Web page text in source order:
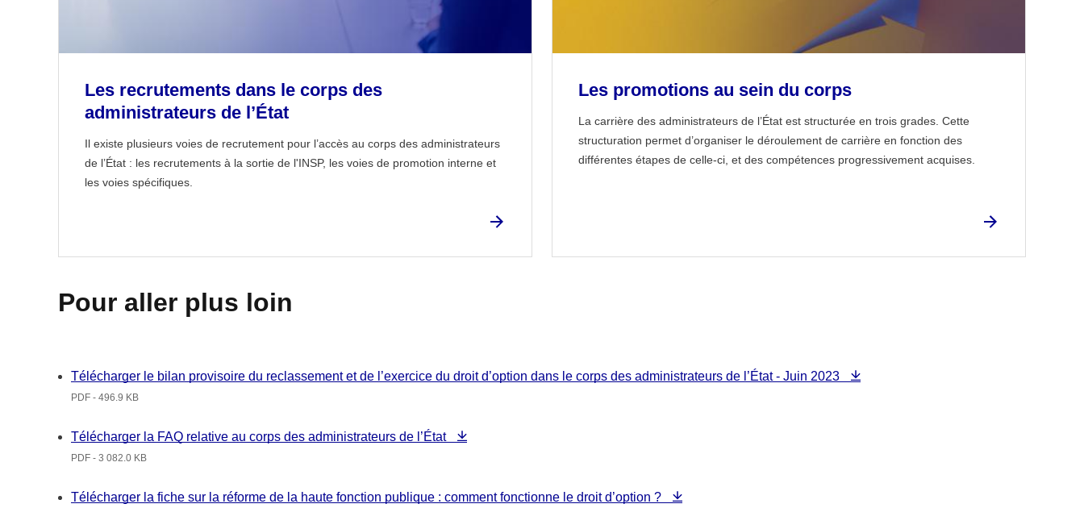
Les recrutements dans le corps des
administrateurs de l’État
Il existe plusieurs voies de recrutement pour l’accès au corps des administrateurs
de l’État : les recrutements à la sortie de l'INSP, les voies de promotion interne et
les voies spécifiques.
Les promotions au sein du corps
La carrière des administrateurs de l’État est structurée en trois grades. Cette
structuration permet d’organiser le déroulement de carrière en fonction des
différentes étapes de celle-ci, et des compétences progressivement acquises.
Pour aller plus loin
Télécharger le bilan provisoire du reclassement et de l’exercice du droit d’option dans le corps des administrateurs de l’État - Juin 2023
PDF - 496.9 KB
Télécharger la FAQ relative au corps des administrateurs de l’État
PDF - 3 082.0 KB
Télécharger la fiche sur la réforme de la haute fonction publique : comment fonctionne le droit d’option ?